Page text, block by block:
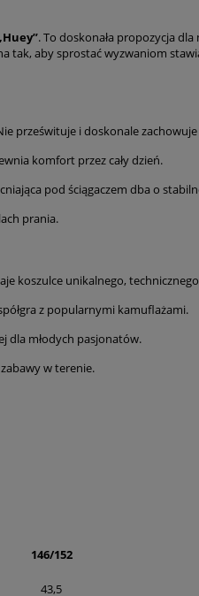
. To doskonała propozycja
tak, aby sprostać wyzwaniom
prześwituje i doskonale
komfort przez cały dzień.
pod ściągaczem dba o
prania.
koszulce unikalnego,
z popularnymi kamuflażami.
dla młodych pasjonatów.
w terenie.
146/152
43,5